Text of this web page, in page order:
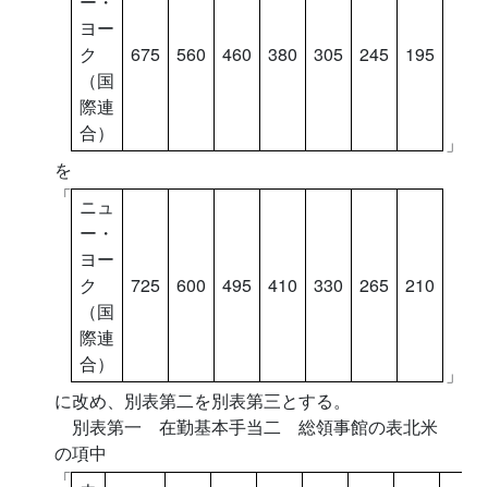
ヨー
ク
（国
際連
合）
675 560 460 380 305 245 195
」
を
「 ニュ
ー・
ヨー
ク
（国
際連
合）
725 600 495 410 330 265 210
」
に改め、別表第二を別表第三とする。
別表第一 在勤基本手当二 総領事館の表北米
の項中
「